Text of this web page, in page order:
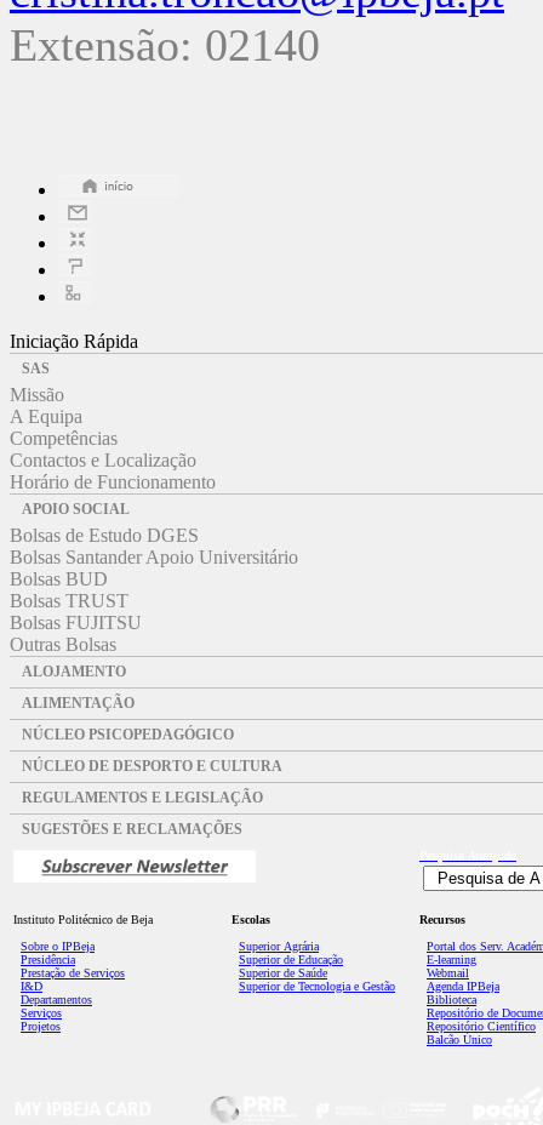
Extensão: 02140
Iniciação Rápida
SAS
Missão
A Equipa
Competências
Contactos e Localização
Horário de Funcionamento
APOIO SOCIAL
Bolsas de Estudo DGES
Bolsas Santander Apoio Universitário
Bolsas BUD
Bolsas TRUST
Bolsas FUJITSU
Outras Bolsas
ALOJAMENTO
ALIMENTAÇÃO
NÚCLEO PSICOPEDAGÓGICO
NÚCLEO DE DESPORTO E CULTURA
REGULAMENTOS E LEGISLAÇÃO
SUGESTÕES E RECLAMAÇÕES
Instituto Politécnico de Beja
Sobre o IPBeja
Presidência
Prestação de Serviços
I&D
Departamentos
Serviços
Projetos
Escolas
Superior Agrária
Superior de Educação
Superior de Saúde
Superior de Tecnologia e Gestão
Recursos
Portal dos Serv.
E-learning
Webmail
Agenda IPBeja
Biblioteca
Repositório de
Repositório Científico
Balcão Único